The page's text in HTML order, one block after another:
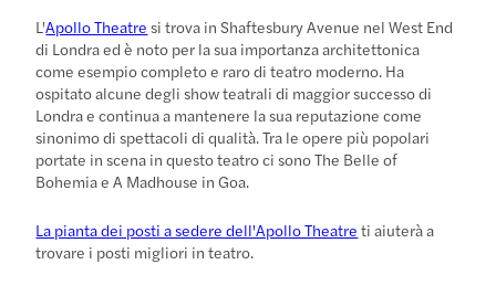
L'Apollo Theatre si trova in Shaftesbury Avenue nel West End
di Londra ed è noto per la sua importanza architettonica
come esempio completo e raro di teatro moderno. Ha
ospitato alcune degli show teatrali di maggior successo di
Londra e continua a mantenere la sua reputazione come
sinonimo di spettacoli di qualità. Tra le opere più popolari
portate in scena in questo teatro ci sono The Belle of
Bohemia e A Madhouse in Goa.
La pianta dei posti a sedere dell'Apollo Theatre ti aiuterà a
trovare i posti migliori in teatro.